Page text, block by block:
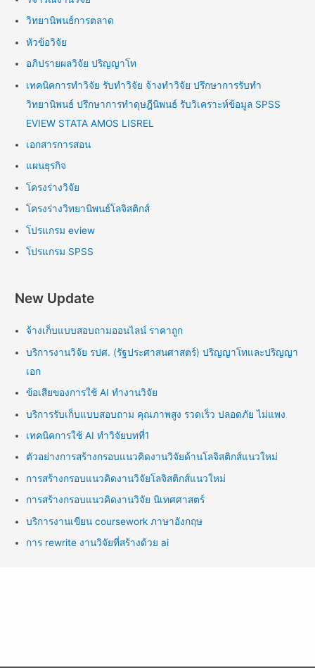
วิทยานิพนธ์การตลาด
หัวข้อวิจัย
อภิปรายผลวิจัย ปริญญาโท
เทคนิคการทำวิจัย รับทำวิจัย จ้างทำวิจัย ปรึกษาการรับทำ
วิทยานิพนธ์ ปรึกษาการทำดุษฎีนิพนธ์ รับวิเคราะห์ข้อมูล SPSS
EVIEW STATA AMOS LISREL
เอกสารการสอน
แผนธุรกิจ
โครงร่างวิจัย
โครงร่างวิทยานิพนธ์โลจิสติกส์
โปรแกรม eview
โปรแกรม SPSS
New Update
จ้างเก็บแบบสอบถามออนไลน์ ราคาถูก
บริการงานวิจัย รปศ. (รัฐประศาสนศาสตร์) ปริญญาโทและปริญญา
เอก
ข้อเสียของการใช้ AI ทำงานวิจัย
บริการรับเก็บแบบสอบถาม คุณภาพสูง รวดเร็ว ปลอดภัย ไม่แพง
เทคนิคการใช้ AI ทำวิจัยบทที่1
ตัวอย่างการสร้างกรอบแนวคิดงานวิจัยด้านโลจิสติกส์แนวใหม่
การสร้างกรอบแนวคิดงานวิจัยโลจิสติกส์แนวใหม่
การสร้างกรอบแนวคิดงานวิจัย นิเทศศาสตร์
บริการงานเขียน coursework ภาษาอังกฤษ
การ rewrite งานวิจัยที่สร้างด้วย ai